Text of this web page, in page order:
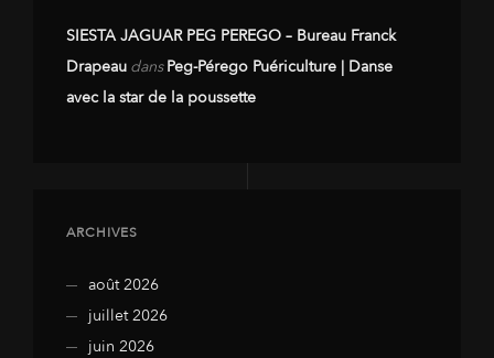
SIESTA JAGUAR PEG PEREGO – Bureau Franck
Drapeau dansPeg-Pérego Puériculture | Danse
avec la star de la poussette
ARCHIVES
août 2026
juillet 2026
juin 2026